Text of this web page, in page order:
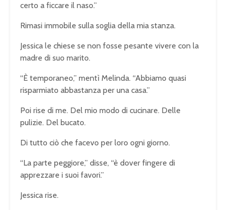
certo a ficcare il naso.”
Rimasi immobile sulla soglia della mia stanza.
Jessica le chiese se non fosse pesante vivere con la
madre di suo marito.
“È temporaneo,” mentì Melinda. “Abbiamo quasi
risparmiato abbastanza per una casa.”
Poi rise di me. Del mio modo di cucinare. Delle
pulizie. Del bucato.
Di tutto ciò che facevo per loro ogni giorno.
“La parte peggiore,” disse, “è dover fingere di
apprezzare i suoi favori.”
Jessica rise.